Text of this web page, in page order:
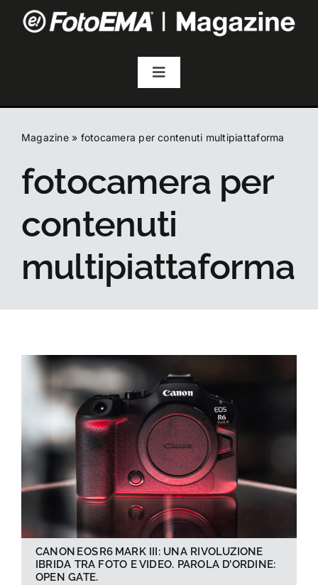
Toggle
Fotografia
Guide
Cerca
per:
Magazine» fotocamera per contenuti multipiattaforma
fotocamera per
contenuti
multipiattaforma
CANON EOS R6 MARK III: UNA RIVOLUZIONE
IBRIDA TRA FOTO E VIDEO. PAROLA D’ORDINE:
OPEN GATE.